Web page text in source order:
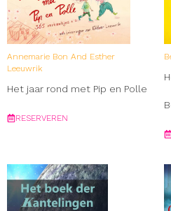
Annemarie Bon And Esther
Leeuwrik
Het jaar rond met Pip en Polle
RESERVEREN